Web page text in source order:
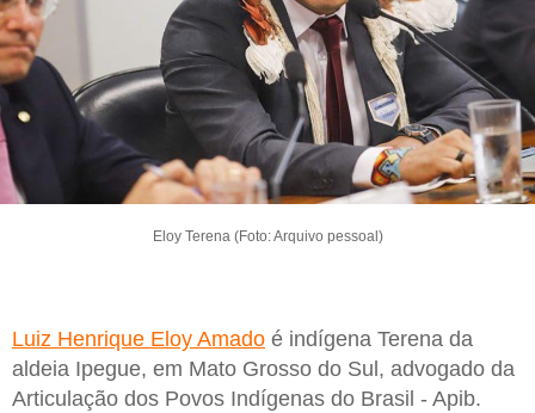
Eloy Terena (Foto: Arquivo pessoal)
Luiz Henrique Eloy Amado é indígena Terena da
aldeia Ipegue, em Mato Grosso do Sul, advogado da
Articulação dos Povos Indígenas do Brasil - Apib.